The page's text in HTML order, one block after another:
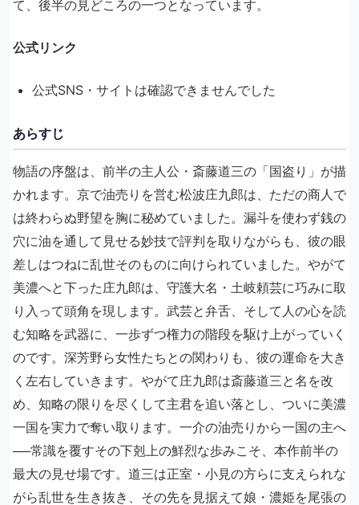
て、後半の見どころの一つとなっています。
公式リンク
公式SNS・サイトは確認できませんでした
あらすじ
物語の序盤は、前半の主人公・斎藤道三の「国盗り」が描
かれます。京で油売りを営む松波庄九郎は、ただの商人で
は終わらぬ野望を胸に秘めていました。漏斗を使わず銭の
穴に油を通して見せる妙技で評判を取りながらも、彼の眼
差しはつねに乱世そのものに向けられていました。やがて
美濃へと下った庄九郎は、守護大名・土岐頼芸に巧みに取
り入って頭角を現します。武芸と弁舌、そして人の心を読
む知略を武器に、一歩ずつ権力の階段を駆け上がっていく
のです。深芳野ら女性たちとの関わりも、彼の運命を大き
く左右していきます。やがて庄九郎は斎藤道三と名を改
め、知略の限りを尽くして主君を追い落とし、ついに美濃
一国を実力で奪い取ります。一介の油売りから一国の主へ
──常識を覆すその下剋上の鮮烈な歩みこそ、本作前半の
最大の見せ場です。道三は正室・小見の方らに支えられな
がら乱世を生き抜き、その先を見据えて娘・濃姫を尾張の